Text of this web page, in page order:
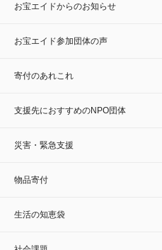
お宝エイドからのお知らせ
お宝エイド参加団体の声
寄付のあれこれ
支援先におすすめのNPO団体
災害・緊急支援
物品寄付
生活の知恵袋